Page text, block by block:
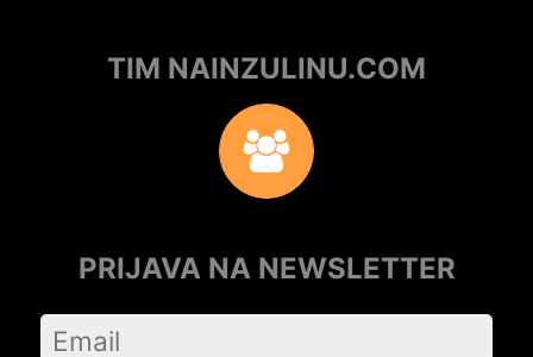
TIM NAINZULINU.COM
PRIJAVA NA NEWSLETTER